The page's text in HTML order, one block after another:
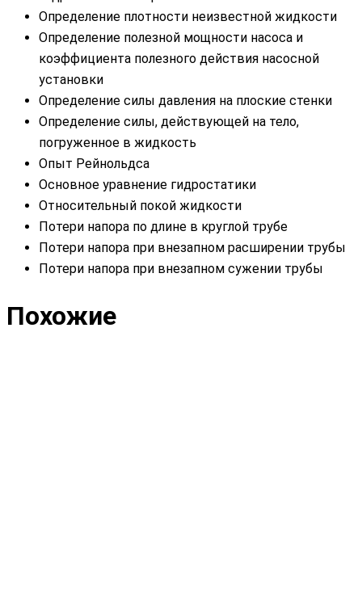
Определение плотности неизвестной жидкости
Определение полезной мощности насоса и
коэффициента полезного действия насосной
установки
Определение силы давления на плоские стенки
Определение силы, действующей на тело,
погруженное в жидкость
Опыт Рейнольдса
Основное уравнение гидростатики
Относительный покой жидкости
Потери напора по длине в круглой трубе
Потери напора при внезапном расширении трубы
Потери напора при внезапном сужении трубы
Похожие